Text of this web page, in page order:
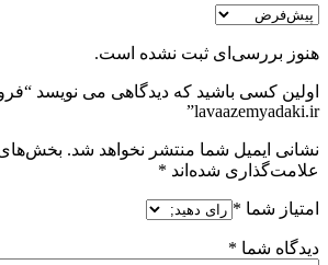
هنوز بررسی‌ای ثبت نشده است.
اولین کسی باشید که دیدگاهی می نویسد
lavaazemyadaki.ir”
نشانی ایمیل شما منتشر نخواهد شد. بخش‌های
علامت‌گذاری شده‌اند *
امتیاز شما *
دیدگاه شما *